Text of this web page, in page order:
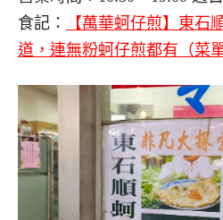
食記：
【萬華蚵仔煎】東石
道，連無粉蚵仔煎都有（菜單